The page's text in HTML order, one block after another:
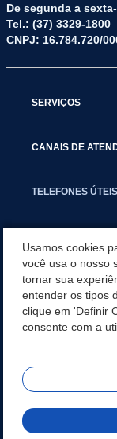
De segunda a
Tel.: (37) 3329-1800
CNPJ: 16.784.720/
SERVIÇOS
CANAIS DE
TELEFONES ÚTEIS
NOTÍCIAS
APLICATIVO
REDES SOCIAIS
Usamos cookies
você usa o nosso
tornar sua
entender os tipos
clique em 'Definir
consente com a